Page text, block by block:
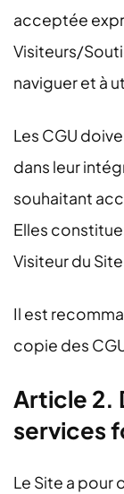
acceptée
Visiteurs/
naviguer et à
Les CGU
dans leur
souhaitant
Elles
Visiteur du
Il est
copie des
Article 2.
services
Le Site a pour